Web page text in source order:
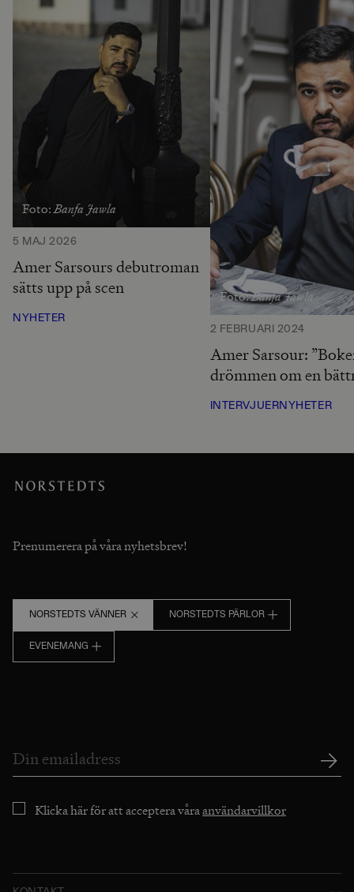
Foto:Banfa Jawla
5 MAJ 2026
Amer Sarsours debutroman
sätts upp på scen
NYHETER
Foto:Banfa Jawla
2 FEBRUARI 2024
Amer Sarsour:
drömmen om en
INTERVJUERNYHETER
Prenumerera på våra nyhetsbrev!
NORSTEDTS VÄNNER NORSTEDTS PÄRLOR
EVENEMANG
Klicka här för att acceptera våraanvändarvillkor